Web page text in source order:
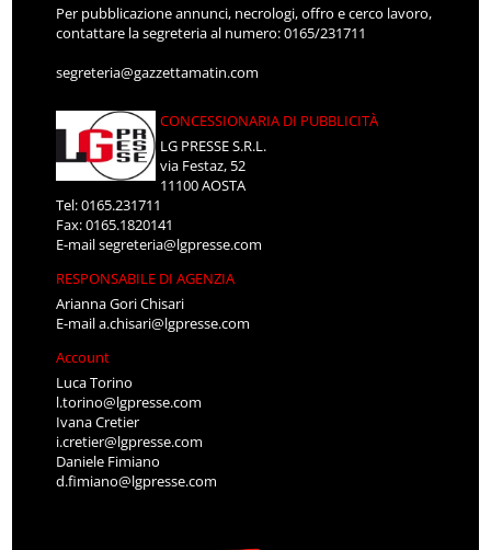
Per pubblicazione annunci, necrologi, offro e cerco lavoro,
contattare la segreteria al numero: 0165/231711
segreteria@gazzettamatin.com
CONCESSIONARIA DI PUBBLICITÀ
LG PRESSE S.R.L.
via Festaz, 52
11100 AOSTA
Tel: 0165.231711
Fax: 0165.1820141
E-mailsegreteria@lgpresse.com
RESPONSABILE DI AGENZIA
Arianna Gori Chisari
E-maila.chisari@lgpresse.com
Account
Luca Torino
l.torino@lgpresse.com
Ivana Cretier
i.cretier@lgpresse.com
Daniele Fimiano
d.fimiano@lgpresse.com